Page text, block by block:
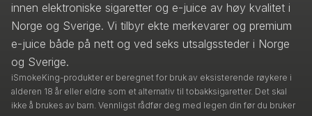
innen elektroniske sigaretter og e-juice av høy kvalitet i
Norge og Sverige. Vi tilbyr ekte merkevarer og premium
e-juice både på nett og ved seks utsalgssteder i Norge
og Sverige.
iSmokeKing-produkter er beregnet for bruk av eksisterende røykere i
alderen 18 år eller eldre som et alternativ til tobakksigaretter. Det skal
ikke å brukes av barn. Vennligst rådfør deg med legen din før du bruker